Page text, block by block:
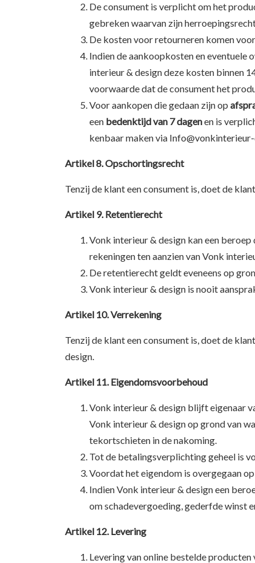
De consument is verplicht om het
gebreken waarvan zijn
De kosten voor retourneren komen
Indien de aankoopkosten en eventuele
interieur & design deze kosten binnen
voorwaarde dat de consument het
Voor aankopen die gedaan zijn op
een bedenktijd van 7 dagenen is
kenbaar maken via
Artikel 8. Opschortingsrecht
Tenzij de klant een consument is, doet de
Artikel 9. Retentierecht
Vonk interieur & design kan een
rekeningen ten aanzien van Vonk
De retentierecht geldt eveneens op
Vonk interieur & design is nooit
Artikel 10. Verrekening
Tenzij de klant een consument is, doet de
design.
Artikel 11. Eigendomsvoorbehoud
Vonk interieur & design blijft eigenaar
Vonk interieur & design op grond van
tekortschieten in de nakoming.
Tot de betalingsverplichting geheel is
Voordat het eigendom is overgegaan
Indien Vonk interieur & design een
om schadevergoeding, gederfde winst
Artikel 12. Levering
Levering van online bestelde